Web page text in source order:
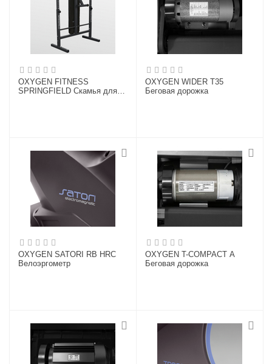
OXYGEN FITNESS
SPRINGFIELD Скамья для
OXYGEN WIDER T35
Беговая дорожка
OXYGEN SATORI RB HRC
Велоэргометр
OXYGEN T-COMPACT A
Беговая дорожка